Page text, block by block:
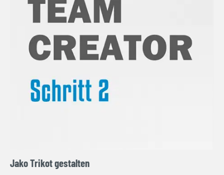
Jako Trikot gestalten